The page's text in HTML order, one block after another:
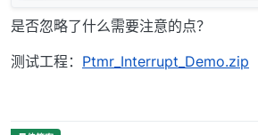
是否忽略了什么需要注意的点？
测试工程： Ptmr_Interrupt_Demo.zip